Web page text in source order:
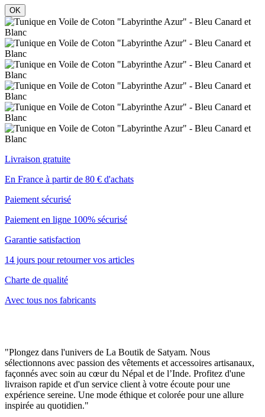
OK
Livraison gratuite
En France à partir de 80 € d'achats
Paiement sécurisé
Paiement en ligne 100% sécurisé
Garantie satisfaction
14 jours pour retourner vos articles
Charte de qualité
Avec tous nos fabricants
"Plongez dans l'univers de La Boutik de Satyam. Nous
sélectionnons avec passion des vêtements et accessoires artisanaux,
façonnés avec soin au cœur du Népal et de l’Inde. Profitez d'une
livraison rapide et d'un service client à votre écoute pour une
expérience sereine. Une mode éthique et colorée pour une allure
inspirée au quotidien."